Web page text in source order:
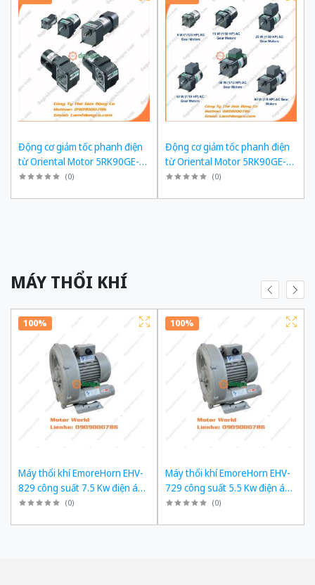
Động cơ giảm tốc phanh điện
từ Oriental Motor 5RK90GE-
SW2ML + 5GE180KF công suất
(0)
Động cơ giảm tốc phanh điện
từ Oriental Motor 5RK90GE-
SW2ML + 5GE150KF công suất
(0)
MÁY THỔI KHÍ
100%
Máy thổi khí EmoreHorn EHV-
829 công suất 7.5 Kw điện áp
3pha 380VAC, 50Hz
(0)
100%
Máy thổi khí EmoreHorn EHV-
729 công suất 5.5 Kw điện áp
3pha 380VAC, 50Hz
(0)